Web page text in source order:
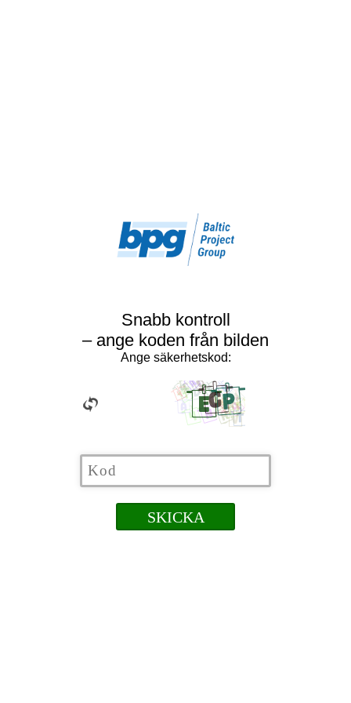
Snabb kontroll
– ange koden från bilden
Ange säkerhetskod: